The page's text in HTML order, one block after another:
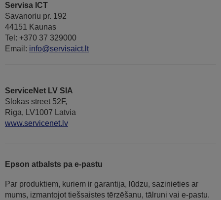
Servisa ICT
Savanoriu pr. 192
44151 Kaunas
Tel: +370 37 329000
Email: info@servisaict.lt
ServiceNet LV SIA
Slokas street 52F,
Riga, LV1007 Latvia
www.servicenet.lv
Epson atbalsts pa e-pastu
Par produktiem, kuriem ir garantija, lūdzu, sazinieties ar
mums, izmantojot tiešsaistes tērzēšanu, tālruni vai e-pastu.